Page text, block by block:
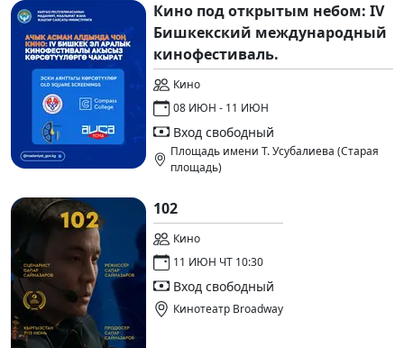
Кино под открытым небом: IV
Бишкекский международный
кинофестиваль.
Кино
08 ИЮН - 11 ИЮН
Вход свободный
Площадь имени Т. Усубалиева (Старая
площадь)
102
Кино
11 ИЮН ЧТ 10:30
Вход свободный
Кинотеатр Broadway